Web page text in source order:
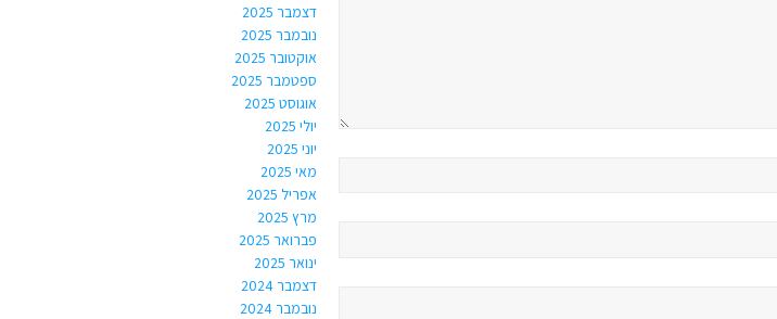
דצמבר 2025
נובמבר 2025
אוקטובר 2025
ספטמבר 2025
אוגוסט 2025
יולי 2025
יוני 2025
מאי 2025
אפריל 2025
מרץ 2025
פברואר 2025
ינואר 2025
דצמבר 2024
נובמבר 2024